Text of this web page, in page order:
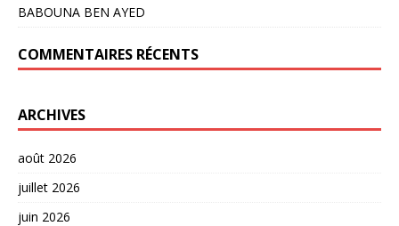
BABOUNA BEN AYED
COMMENTAIRES RÉCENTS
ARCHIVES
août 2026
juillet 2026
juin 2026